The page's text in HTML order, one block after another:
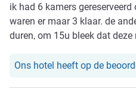
ik had 6 kamers
waren er maar 3 klaar. de
duren, om 15u bleek dat
Ons hotel heeft op de